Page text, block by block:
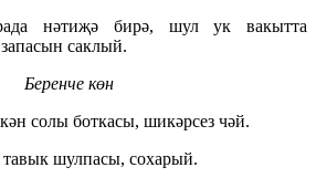
нәтиҗә бирә, шул ук вакытта
саклый.
Беренче көн
солы боткасы, шикәрсез чәй.
тавык шулпасы, сохарый.